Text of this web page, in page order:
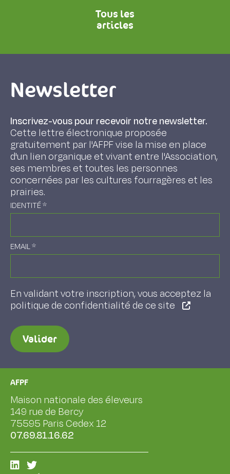
Tous les
articles
Newsletter
Inscrivez-vous pour recevoir notre newsletter.
Cette lettre électronique proposée
gratuitement par l'AFPF vise la mise en place
d'un lien organique et vivant entre l'Association,
ses membres et toutes les personnes
concernées par les cultures fourragères et les
prairies.
IDENTITÉ*
EMAIL*
En validant votre inscription, vous acceptez la
politique de confidentialité de ce site
Valider
AFPF
Maison nationale des éleveurs
149 rue de Bercy
75595 Paris Cedex 12
07.69.81.16.62